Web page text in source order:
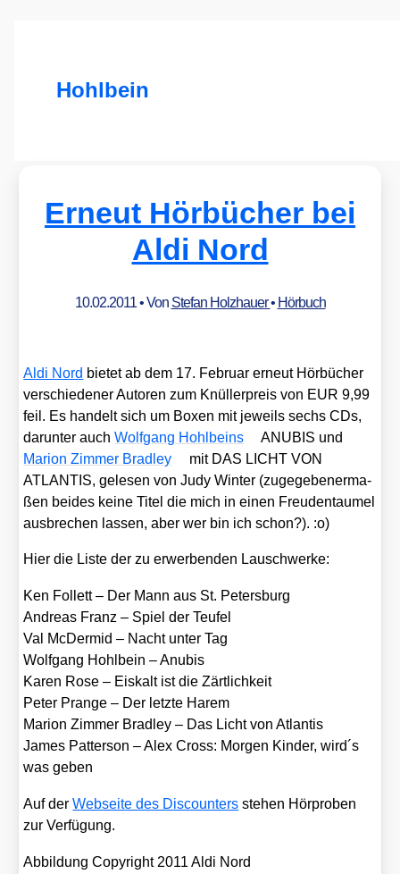
Hohlbein
Erneut Hörbücher bei
Aldi Nord
10.02.2011• Von Stefan Holzhauer• Hörbuch
Aldi Nord bie­tet ab dem 17. Febru­ar erneut Hör­bü­cher
ver­schie­de­ner Autoren zum Knül­ler­preis von EUR 9,99
feil. Es han­delt sich um Boxen mit jeweils sechs CDs,
dar­un­ter auchWolf­gang Hohl­beins
ANUBIS und
Mari­on Zim­mer Brad­ley
mit DAS LICHT VON
ATLANTIS, gele­sen von Judy Win­ter (zuge­ge­be­ner­ma­
ßen bei­des kei­ne Titel die mich in einen Freu­den­tau­mel
aus­bre­chen las­sen, aber wer bin ich schon?). :o)
Hier die Lis­te der zu erwer­ben­den Lau­sch­wer­ke:
Ken Fol­lett – Der Mann aus St. Peters­burg
Andre­as Franz – Spiel der Teu­fel
Val McDer­mid – Nacht unter Tag
Wolf­gang Hohl­bein – Anu­bis
Karen Rose – Eis­kalt ist die Zärt­lich­keit
Peter Pran­ge – Der letz­te Harem
Mari­on Zim­mer Brad­ley – Das Licht von Atlan­tis
James Pat­ter­son – Alex Cross: Mor­gen Kin­der, wird´s
was geben
Auf derWeb­sei­te des Dis­coun­ters ste­hen Hör­pro­ben
zur Ver­fü­gung.
Abbil­dung Copy­right 2011 Aldi Nord